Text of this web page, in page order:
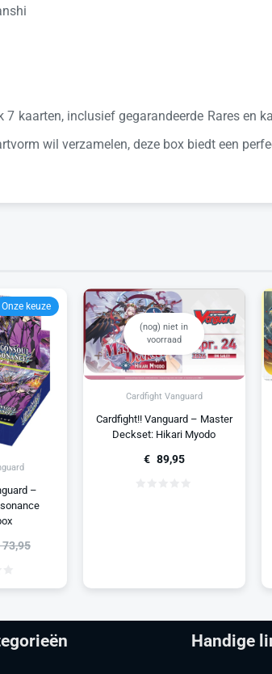
kaarten, inclusief gegarandeerde Rares en
wil verzamelen, deze box biedt een
–
73,95
Onze keuze
(nog) niet in
voorraad
Cardfight Vanguard
Cardfight!! Vanguard – Master
Deckset: Hikari Myodo
€ 89,95
Handige